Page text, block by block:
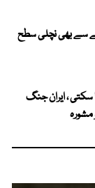
سے بھی نچلی سطح
، ایران جنگ